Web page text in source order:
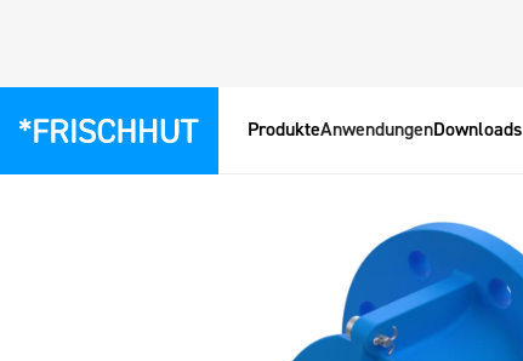
ProdukteAnwendungenDownloads